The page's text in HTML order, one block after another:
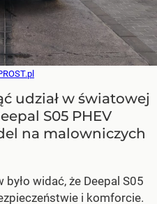
udział w światowej
S05 PHEV
na malowniczych
widać, że Deepal S05
i komforcie.